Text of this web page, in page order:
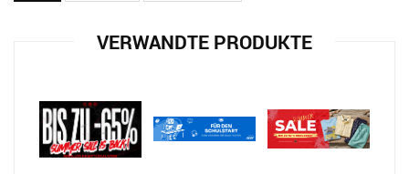
VERWANDTE PRODUKTE